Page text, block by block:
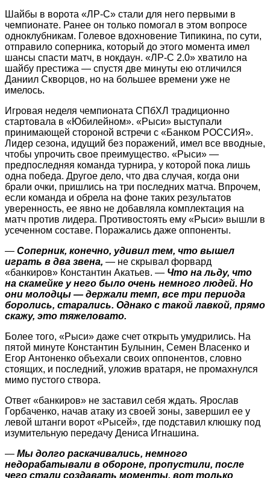
Шайбы в ворота «ЛР-С» стали для него первыми в
чемпионате. Ранее он только помогал в этом вопросе
одноклубникам. Голевое вдохновение Типикина, по сути,
отправило соперника, который до этого момента имел
шансы спасти матч, в нокдаун. ­«ЛР-С 2.0» хватило на
шайбу престижа — спустя две минуты ею отличился
Даниил Скворцов, но на большее времени уже не
имелось.
Игровая неделя чемпионата СПбХЛ традиционно
стартовала в «Юбилейном». «Рыси» выступали
принимающей стороной встречи с «Банком РОССИЯ».
Лидер сезона, идущий без поражений, имел все вводные,
чтобы упрочить свое преимущество. «Рыси» —
предпоследняя команда турнира, у которой пока лишь
одна победа. Другое дело, что два случая, когда они
брали очки, пришлись на три последних матча. Впрочем,
если команда и обрела на фоне таких результатов
уверенность, ее явно не добавляла комплектация на
матч против лидера. Противостоять ему «Рыси» вышли в
усеченном составе. Поражались даже оппоненты.
— Соперник, конечно, удивил тем, что вышел
играть в два звена, — не скрывал форвард
«банкиров» Константин Акатьев. — Что на льду, что
на скамейке у него было очень немного людей. Но
они молодцы — держали темп, все три периода
боролись, старались. Однако с такой лавкой, прямо
скажу, это тяжеловато.
Более того, «Рыси» даже счет открыть умудрились. На
пятой минуте Константин Булынин, Семен Власенко и
Егор Антоненко объехали своих оппонентов, словно
стоящих, и последний, уложив вратаря, не промахнулся
мимо ­пустого створа.
Ответ «банкиров» не заставил себя ждать. Ярослав
Горбаченко, начав атаку из своей зоны, завершил ее у
левой штанги ворот «Рысей», где подставил клюшку под
изумительную передачу Дениса Игнашина.
— Мы долго раскачивались, немного
недорабатывали в обороне, пропустили, после
чего стали создавать моменты, вот только